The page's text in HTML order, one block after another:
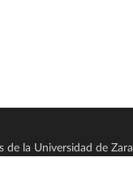
la Universidad de